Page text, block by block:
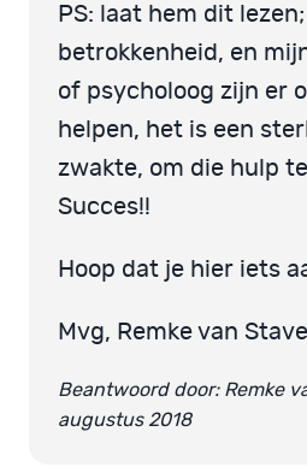
PS: laat hem dit
betrokkenheid, en
of psycholoog zijn er
helpen, het is een
zwakte, om die hulp
Succes!!
Hoop dat je hier iets
Mvg, Remke van
Beantwoord door: Remke
augustus 2018